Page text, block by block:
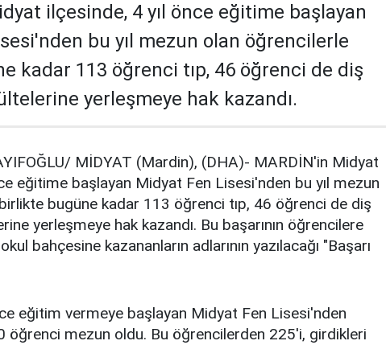
ilçesinde, 4 yıl önce eğitime başlayan
bu yıl mezun olan öğrencilerle
kadar 113 öğrenci tıp, 46 öğrenci de diş
yerleşmeye hak kazandı.
MİDYAT (Mardin), (DHA)- MARDİN'in Midyat
eğitime başlayan Midyat Fen Lisesi'nden bu yıl mezun
bugüne kadar 113 öğrenci tıp, 46 öğrenci de diş
yerleşmeye hak kazandı. Bu başarının öğrencilere
bahçesine kazananların adlarının yazılacağı "Başarı
eğitim vermeye başlayan Midyat Fen Lisesi'nden
öğrenci mezun oldu. Bu öğrencilerden 225'i, girdikleri